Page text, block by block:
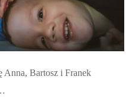
Anna, Bartosz i Franek